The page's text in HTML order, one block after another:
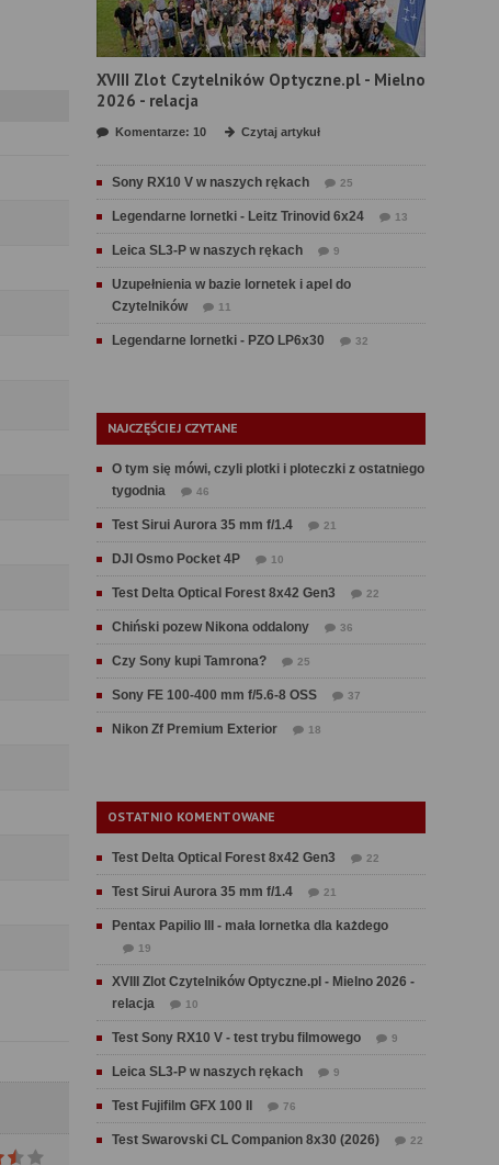
XVIII Zlot Czytelników Optyczne.pl - Mielno
2026 - relacja
Komentarze: 10 Czytaj artykuł
Sony RX10 V w naszych rękach 25
Legendarne lornetki - Leitz Trinovid 6x24 13
Leica SL3-P w naszych rękach 9
Uzupełnienia w bazie lornetek i apel do
Czytelników
11
Legendarne lornetki - PZO LP6x30 32
NAJCZĘŚCIEJ CZYTANE
O tym się mówi, czyli plotki i ploteczki z ostatniego
tygodnia
46
Test Sirui Aurora 35 mm f/1.4 21
DJI Osmo Pocket 4P 10
Test Delta Optical Forest 8x42 Gen3 22
Chiński pozew Nikona oddalony 36
Czy Sony kupi Tamrona? 25
Sony FE 100-400 mm f/5.6-8 OSS 37
Nikon Zf Premium Exterior 18
OSTATNIO KOMENTOWANE
Test Delta Optical Forest 8x42 Gen3 22
Test Sirui Aurora 35 mm f/1.4 21
Pentax Papilio III - mała lornetka dla każdego
19
XVIII Zlot Czytelników Optyczne.pl - Mielno 2026 -
relacja
10
Test Sony RX10 V - test trybu filmowego 9
Leica SL3-P w naszych rękach 9
Test Fujifilm GFX 100 II 76
Test Swarovski CL Companion 8x30 (2026) 22